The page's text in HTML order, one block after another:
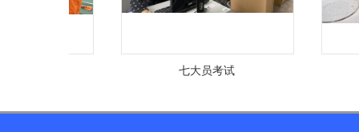
七大员考试